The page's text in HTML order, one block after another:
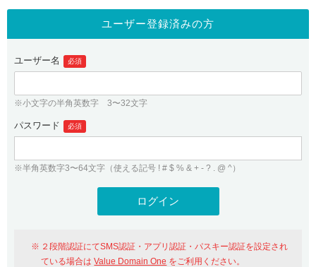
.jpドメインオークション
gTLDオークション NEW!
.jpドメインバックオーダー
プレミアムドメイン
人気ドメインの種類
WHOIS検索
紹介制度
バリュードメインAPI
ドメイン・ホスティングOEM
ログイン
従来のバリュードメインをご利用希望の方
Value Domainにログイン
おすすめ One レンタルサーバーを含む最新の機能を使う方
ユーザー登録
ユーザー登録済みの方
ユーザー名 必須
※小文字の半角英数字 3〜32文字
パスワード 必須
※半角英数字3〜64文字（使える記号 ! # $ % & + - ? . @ ^）
２段階認証にてSMS認証・アプリ認証・パスキー認証を設定され
ている場合はValue Domain One をご利用ください。